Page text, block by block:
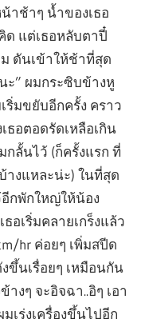
าช้าๆ น้ำของเธอ
แต่เธอหลับตาปี๋
ดันเข้าให้ช้าที่สุด
ะ” ผมกระซิบข้างหู
ริ่มขยับอีกครั้ง คราว
ธอตอดรัดเหลือเกิน
ลั้นไว้ (ก็ครั้งแรก ที่
างแหละน่ะ) ในที่สุด
กพักใหญ่ให้น้อง
อเริ่มคลายเกร็งแล้ว
hr ค่อยๆ เพิ่มสปีด
งขึ้นเรื่อยๆ เหมือนกัน
งๆ จะอิจฉา..อิๆ เอา
เร่งเครื่องขึ้นไปอีก